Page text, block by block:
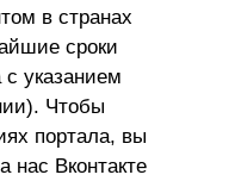
в странах
сроки
с указанием
Чтобы
портала, вы
нас Вконтакте